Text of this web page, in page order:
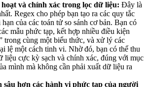
và chính xác trong lọc dữ liệu: Đây là
Regex cho phép bạn tạo ra các quy tắc
của các toán tử so sánh cơ bản. Bạn có
mẫu phức tạp, kết hợp nhiều điều kiện
trong cùng một biểu thức, và xử lý các
lệ một cách tinh vi. Nhờ đó, bạn có thể thu
liệu cực kỳ sạch và chính xác, đúng với mục
mình mà không cần phải xuất dữ liệu ra
sâu hơn các hành vi phức tạp của người